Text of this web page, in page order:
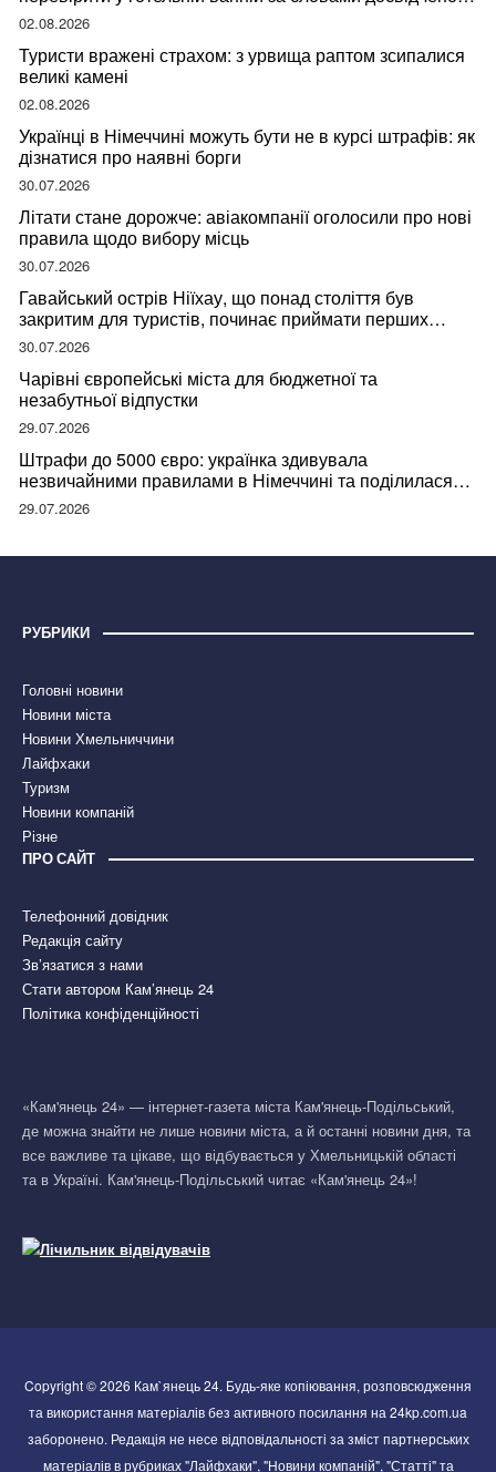
мандрівниці
02.08.2026
Туристи вражені страхом: з урвища раптом зсипалися
великі камені
02.08.2026
Українці в Німеччині можуть бути не в курсі штрафів: як
дізнатися про наявні борги
30.07.2026
Літати стане дорожче: авіакомпанії оголосили про нові
правила щодо вибору місць
30.07.2026
Гавайський острів Ніїхау, що понад століття був
закритим для туристів, починає приймати перших
відвідувачів
30.07.2026
Чарівні європейські міста для бюджетної та
незабутньої відпустки
29.07.2026
Штрафи до 5000 євро: українка здивувала
незвичайними правилами в Німеччині та поділилася
правдою
29.07.2026
РУБРИКИ
Головні новини
Новини міста
Новини Хмельниччини
Лайфхаки
Туризм
Новини компаній
Різне
ПРО САЙТ
Телефонний довідник
Редакція сайту
Зв’язатися з нами
Стати автором Кам’янець 24
Політика конфіденційності
«Кам'янець 24» — інтернет-газета міста Кам'янець-Подільський,
де можна знайти не лише новини міста, а й останні новини дня, та
все важливе та цікаве, що відбувається у Хмельницькій області
та в Україні. Кам'янець-Подільський читає «Кам'янець 24»!
Copyright © 2026 Кам`янець 24. Будь-яке копіювання, розповсюдження
та використання матеріалів без активного посилання на 24kp.com.ua
заборонено. Редакція не несе відповідальності за зміст партнерських
матеріалів в рубриках "Лайфхаки", "Новини компаній", "Статті" та